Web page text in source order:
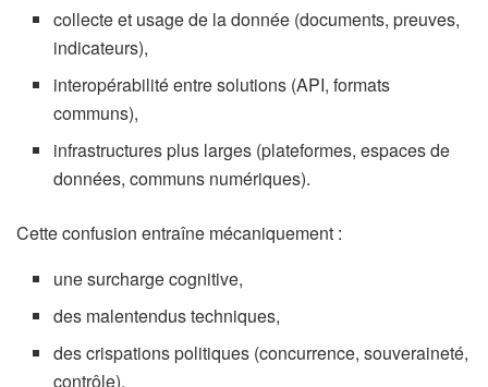
collecte et usage de la donnée (documents, preuves,
indicateurs),
interopérabilité entre solutions (API, formats
communs),
infrastructures plus larges (plateformes, espaces de
données, communs numériques).
Cette confusion entraîne mécaniquement :
une surcharge cognitive,
des malentendus techniques,
des crispations politiques (concurrence, souveraineté,
contrôle).